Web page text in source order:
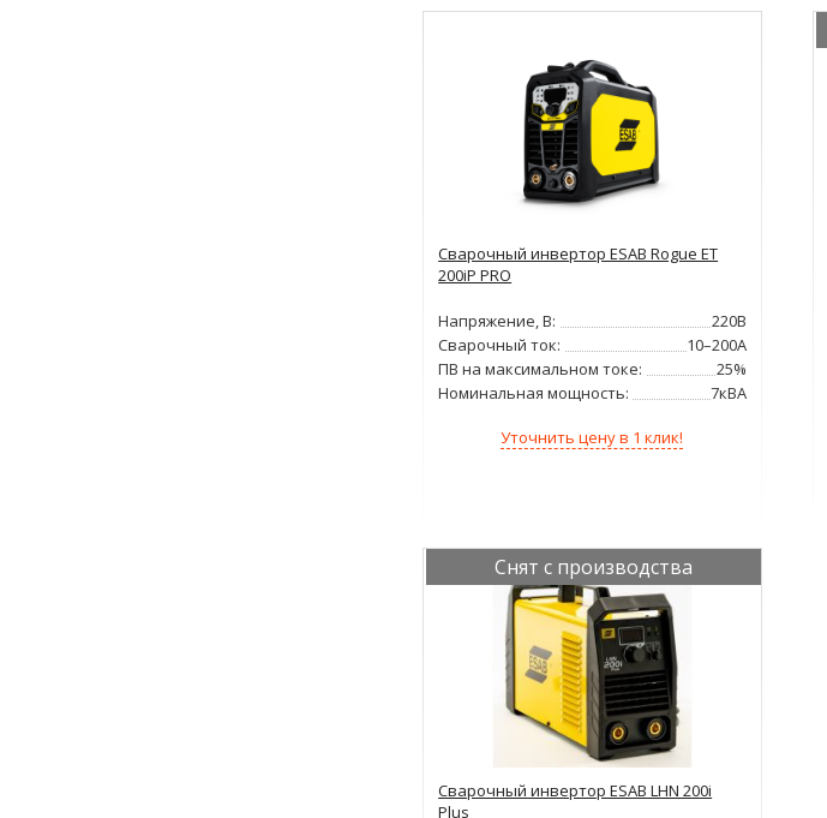
Сварочный инвертор ESAB Rogue ET
200iP PRO
Напряжение, В:
220В
Сварочный ток:
10–200А
ПВ на максимальном токе:
25%
Номинальная мощность:
7кВА
Уточнить цену в 1 клик!
Снят с производства
Сварочный инвертор ESAB LHN 200i
Plus